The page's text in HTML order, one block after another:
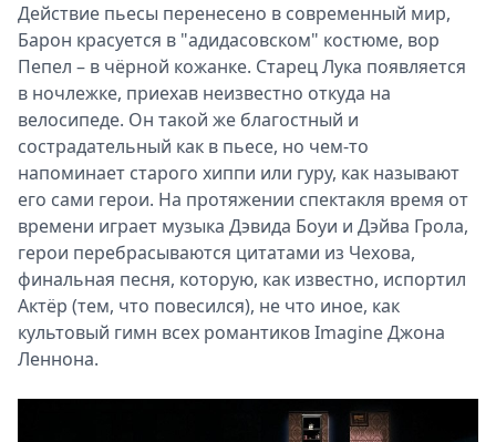
Действие пьесы перенесено в современный мир,
Барон красуется в "адидасовском" костюме, вор
Пепел – в чёрной кожанке. Старец Лука появляется
в ночлежке, приехав неизвестно откуда на
велосипеде. Он такой же благостный и
сострадательный как в пьесе, но чем-то
напоминает старого хиппи или гуру, как называют
его сами герои. На протяжении спектакля время от
времени играет музыка Дэвида Боуи и Дэйва Грола,
герои перебрасываются цитатами из Чехова,
финальная песня, которую, как известно, испортил
Актёр (тем, что повесился), не что иное, как
культовый гимн всех романтиков Imagine Джона
Леннона.